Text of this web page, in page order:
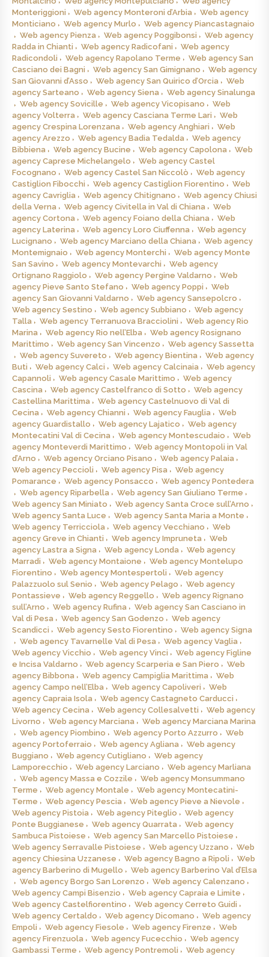
Monteriggioni
Web agency Monteroni d’Arbia
Web agency
Monticiano
Web agency Murlo
Web agency Piancastagnaio
Web agency Pienza
Web agency Poggibonsi
Web agency
Radda in Chianti
Web agency Radicofani
Web agency
Radicondoli
Web agency Rapolano Terme
Web agency San
Casciano dei Bagni
Web agency San Gimignano
Web agency
San Giovanni d’Asso
Web agency San Quirico d’Orcia
Web
agency Sarteano
Web agency Siena
Web agency Sinalunga
Web agency Sovicille
Web agency Vicopisano
Web
agency Volterra
Web agency Casciana Terme Lari
Web
agency Crespina Lorenzana
Web agency Anghiari
Web
agency Arezzo
Web agency Badia Tedalda
Web agency
Bibbiena
Web agency Bucine Web agency Capolona
Web
agency Caprese Michelangelo
Web agency Castel
Focognano
Web agency Castel San Niccolò
Web agency
Castiglion Fibocchi
Web agency Castiglion Fiorentino
Web
agency Cavriglia
Web agency Chitignano
Web agency Chiusi
della Verna
Web agency Civitella in Val di Chiana
Web
agency Cortona
Web agency Foiano della Chiana
Web
agency Laterina
Web agency Loro Ciuffenna
Web agency
Lucignano
Web agency Marciano della Chiana
Web agency
Montemignaio
Web agency Monterchi
Web agency Monte
San Savino
Web agency Montevarchi
Web agency
Ortignano Raggiolo
Web agency Pergine Valdarno
Web
agency Pieve Santo Stefano
Web agency Poppi
Web
agency San Giovanni Valdarno
Web agency Sansepolcro
Web agency Sestino
Web agency Subbiano
Web agency
Talla
Web agency Terranuova Bracciolini
Web agency Rio
Marina
Web agency Rio nell’Elba
Web agency Rosignano
Marittimo
Web agency San Vincenzo
Web agency Sassetta
Web agency Suvereto
Web agency Bientina
Web agency
Buti
Web agency Calci Web agency Calcinaia
Web agency
Capannoli
Web agency Casale Marittimo
Web agency
Cascina
Web agency Castelfranco di Sotto
Web agency
Castellina Marittima
Web agency Castelnuovo di Val di
Cecina
Web agency Chianni Web agency Fauglia
Web
agency Guardistallo
Web agency Lajatico
Web agency
Montecatini Val di Cecina
Web agency Montescudaio
Web
agency Monteverdi Marittimo
Web agency Montopoli in Val
d’Arno
Web agency Orciano Pisano
Web agency Palaia
Web agency Peccioli
Web agency Pisa
Web agency
Pomarance
Web agency Ponsacco
Web agency Pontedera
Web agency Riparbella
Web agency San Giuliano Terme
Web agency San Miniato
Web agency Santa Croce sull’Arno
Web agency Santa Luce
Web agency Santa Maria a Monte
Web agency Terricciola
Web agency Vecchiano
Web
agency Greve in Chianti
Web agency Impruneta
Web
agency Lastra a Signa
Web agency Londa
Web agency
Marradi
Web agency Montaione
Web agency Montelupo
Fiorentino
Web agency Montespertoli
Web agency
Palazzuolo sul Senio
Web agency Pelago
Web agency
Pontassieve
Web agency Reggello
Web agency Rignano
sull’Arno
Web agency Rufina
Web agency San Casciano in
Val di Pesa
Web agency San Godenzo
Web agency
Scandicci
Web agency Sesto Fiorentino
Web agency Signa
Web agency Tavarnelle Val di Pesa
Web agency Vaglia
Web agency Vicchio
Web agency Vinci
Web agency Figline
e Incisa Valdarno
Web agency Scarperia e San Piero
Web
agency Bibbona
Web agency Campiglia Marittima
Web
agency Campo nell’Elba
Web agency Capoliveri
Web
agency Capraia Isola
Web agency Castagneto Carducci
Web agency Cecina
Web agency Collesalvetti
Web agency
Livorno
Web agency Marciana
Web agency Marciana Marina
Web agency Piombino
Web agency Porto Azzurro
Web
agency Portoferraio
Web agency Agliana
Web agency
Buggiano
Web agency Cutigliano
Web agency
Lamporecchio
Web agency Larciano
Web agency Marliana
Web agency Massa e Cozzile
Web agency Monsummano
Terme
Web agency Montale
Web agency Montecatini-
Terme
Web agency Pescia
Web agency Pieve a Nievole
Web agency Pistoia
Web agency Piteglio
Web agency
Ponte Buggianese
Web agency Quarrata
Web agency
Sambuca Pistoiese
Web agency San Marcello Pistoiese
Web agency Serravalle Pistoiese
Web agency Uzzano
Web
agency Chiesina Uzzanese
Web agency Bagno a Ripoli
Web
agency Barberino di Mugello
Web agency Barberino Val d’Elsa
Web agency Borgo San Lorenzo
Web agency Calenzano
Web agency Campi Bisenzio
Web agency Capraia e Limite
Web agency Castelfiorentino
Web agency Cerreto Guidi
Web agency Certaldo
Web agency Dicomano
Web agency
Empoli
Web agency Fiesole Web agency Firenze
Web
agency Firenzuola
Web agency Fucecchio
Web agency
Gambassi Terme
Web agency Pontremoli
Web agency